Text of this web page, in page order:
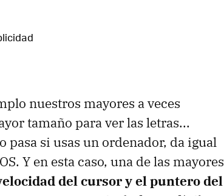
nuestros mayores a veces
tamaño para ver las letras...
pasa si usas un ordenador, da igual
Y en esta caso, una de las mayores
del cursor y el puntero del